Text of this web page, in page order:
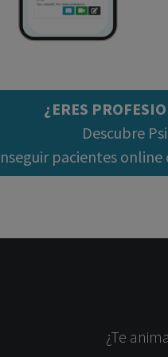
¿ERES
Descubre
pacientes
¿Te